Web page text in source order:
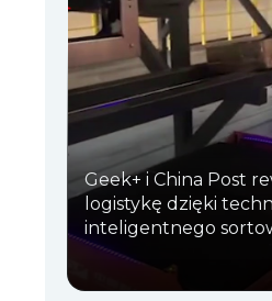
Geek+ i China Post
logistykę dzięki
inteligentnego